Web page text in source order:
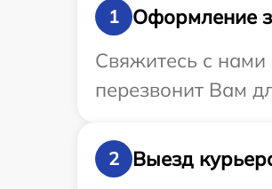
1
Оформление
Свяжитесь с нами
перезвонит Вам
2
Выезд